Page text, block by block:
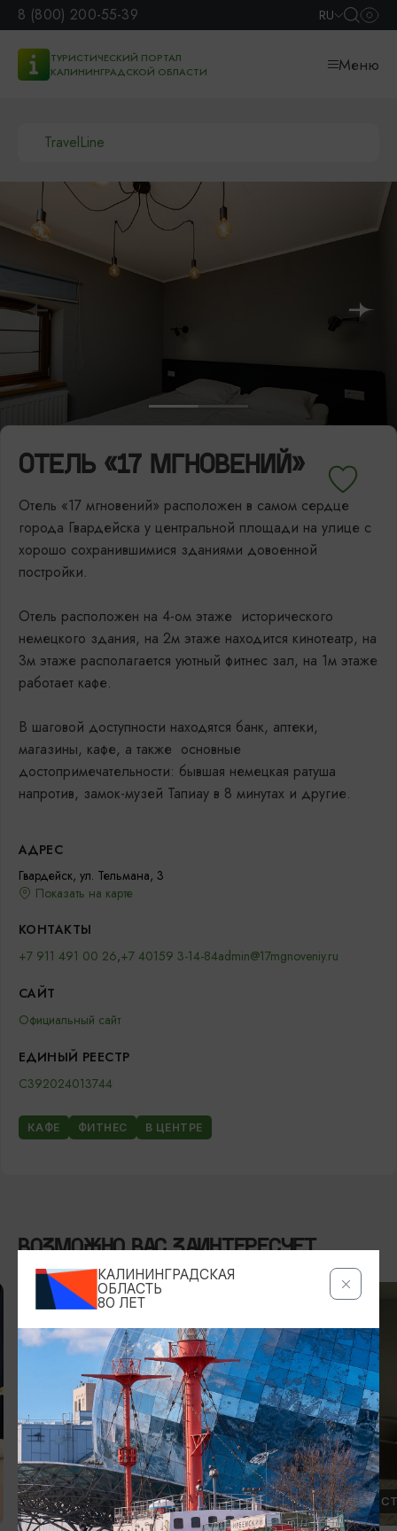
8 (800) 200-55-39 RU
ТУРИСТИЧЕСКИЙ ПОРТАЛ
КАЛИНИНГРАДСКОЙ ОБЛАСТИ
Меню
TravelLine
ОТЕЛЬ «17 МГНОВЕНИЙ»
Отель «17 мгновений» расположен в самом сердце
города Гвардейска у центральной площади на улице с
хорошо сохранившимися зданиями довоенной
постройки.
Отель расположен на 4-ом этаже исторического
немецкого здания, на 2м этаже находится кинотеатр, на
3м этаже располагается уютный фитнес зал, на 1м этаже
работает кафе.
В шаговой доступности находятся банк, аптеки,
магазины, кафе, а также основные
достопримечательности: бывшая немецкая ратуша
напротив, замок-музей Тапиау в 8 минутах и другие.
АДРЕС
Гвардейск, ул. Тельмана, 3
Показать на карте
КОНТАКТЫ
+7 911 491 00 26,+7 40159 3-14-84admin@17mgnoveniy.ru
САЙТ
Официальный сайт
ЕДИНЫЙ РЕЕСТР
С392024013744
КАФЕ ФИТНЕС В ЦЕНТРЕ
ВОЗМОЖНО ВАС ЗАИНТЕРЕСУЕТ
ОТЕЛИ, ГОСТИНИЦЫ ОТЕЛИ,
КАЛИНИНГРАДСКАЯ
ОБЛАСТЬ
80 ЛЕТ